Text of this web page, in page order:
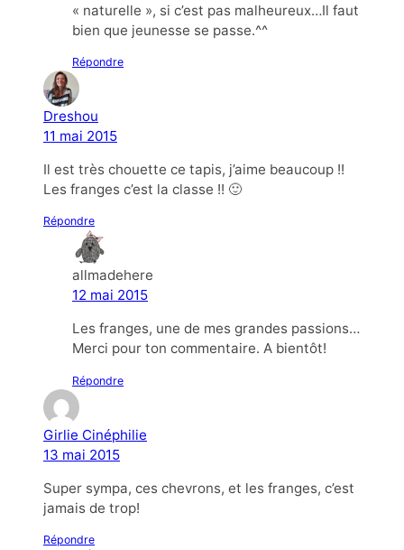
« naturelle », si c’est pas malheureux…Il faut
bien que jeunesse se passe.^^
Répondre
Dreshou
11 mai 2015
Il est très chouette ce tapis, j’aime beaucoup !!
Les franges c’est la classe !! 🙂
Répondre
allmadehere
12 mai 2015
Les franges, une de mes grandes passions…
Merci pour ton commentaire. A bientôt!
Répondre
Girlie Cinéphilie
13 mai 2015
Super sympa, ces chevrons, et les franges, c’est
jamais de trop!
Répondre